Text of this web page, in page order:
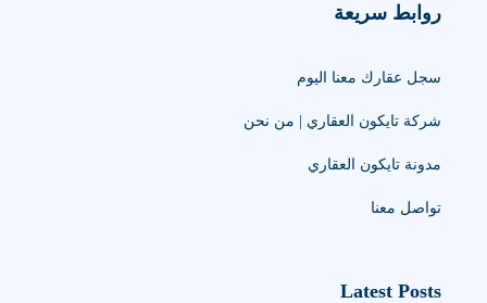
روابط سريعة
سجل عقارك معنا اليوم
شركة تايكون العقاري | من نحن
مدونة تايكون العقاري
تواصل معنا
Latest Posts